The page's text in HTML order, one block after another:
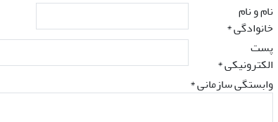
نام و نام
خانوادگی*
پست
الکترونیکی*
وابستگی سازمانی *